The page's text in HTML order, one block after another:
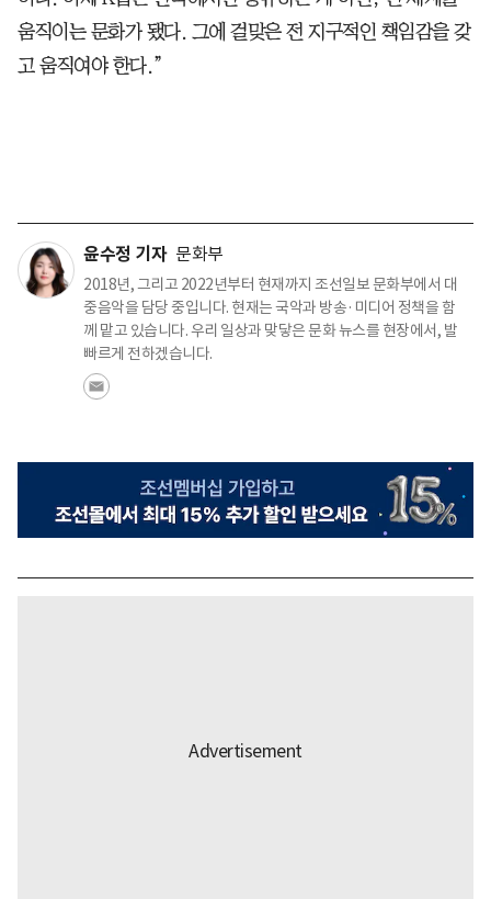
움직이는 문화가 됐다. 그에 걸맞은 전 지구적인 책임감을 갖
고 움직여야 한다.”
윤수정 기자 문화부
2018년, 그리고 2022년부터 현재까지 조선일보 문화부에서 대
중음악을 담당 중입니다. 현재는 국악과 방송·미디어 정책을 함
께 맡고 있습니다. 우리 일상과 맞닿은 문화 뉴스를 현장에서, 발
빠르게 전하겠습니다.